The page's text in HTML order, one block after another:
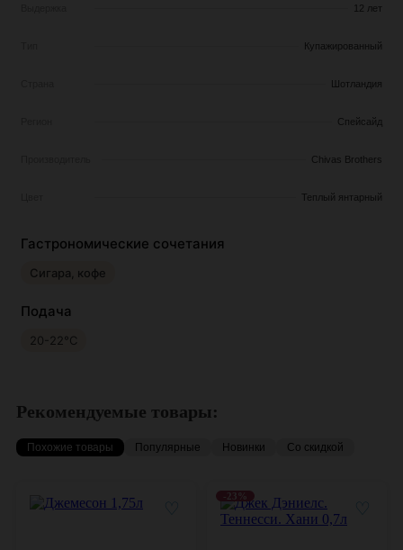
12 лет
Купажированный
Шотландия
Спейсайд
Chivas Brothers
Теплый янтарный
Гастрономические сочетания
Сигара, кофе
Подача
20-22°С
Рекомендуемые товары:
Похожие товары Популярные Новинки Со скидкой
-23%